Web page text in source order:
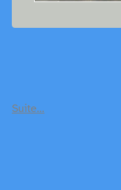
Suite…